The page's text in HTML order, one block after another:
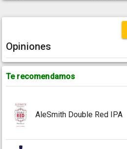
Opiniones
Te recomendamos
AleSmith Double Red IPA